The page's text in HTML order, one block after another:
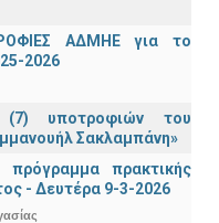
ΑΔΜΗΕ για το
2026
(7) υποτροφιών του
Σακλαμπάνη»
πρακτικής
- Δευτέρα 9-3-2026